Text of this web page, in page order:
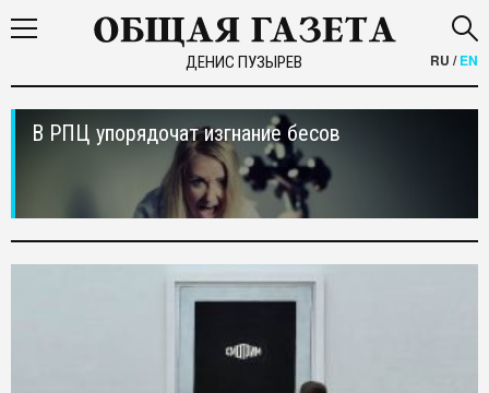
ДЕНИС ПУЗЫРЕВ RU /EN
В РПЦ упорядочат изгнание бесов